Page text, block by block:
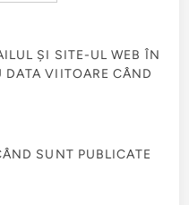
ȘI SITE-UL WEB ÎN
DATA VIITOARE CÂND
SUNT PUBLICATE